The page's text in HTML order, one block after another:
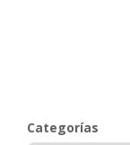
Categorías